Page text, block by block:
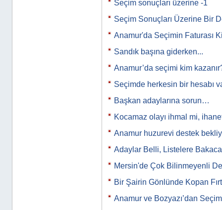
Seçim sonuçları üzerine -1
Seçim Sonuçları Üzerine Bir
Anamur'da Seçimin Faturası
Sandık başına giderken...
Anamur’da seçimi kim
Seçimde herkesin bir hesabı
Başkan adaylarına sorun…
Kocamaz olayı ihmal mi,
Anamur huzurevi destek
Adaylar Belli, Listelere
Mersin'de Çok Bilinmeyenli
Bir Şairin Gönlünde Kopan
Anamur ve Bozyazı’dan